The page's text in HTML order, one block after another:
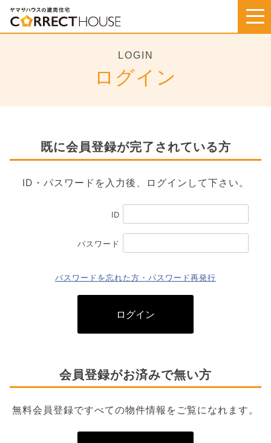
Skip
content
LOGIN
ログイン
既に会員登録が完了されている方
ID・パスワードを入力後、ログインして下さい。
ID
パスワード
パスワードを忘れた方・パスワード再発行
ログイン
会員登録がお済みで無い方
無料会員登録ですべての物件情報をご覧になれます。